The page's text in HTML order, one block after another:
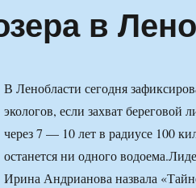
в
В Ленобласти сегодня
экологов, если захват
через 7 — 10 лет в радиусе 100
останется ни одного
Ирина Андрианова назвала